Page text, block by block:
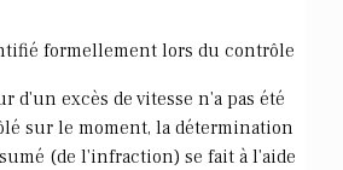
formellement lors du contrôle
d'un excès de vitesse n'a pas été
sur le moment, la détermination
(de l'infraction) se fait à l'aide